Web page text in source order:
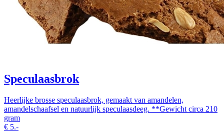
Speculaasbrok
Heerlijke brosse speculaasbrok, gemaakt van amandelen,
amandelschaafsel en natuurlijk speculaasdeeg. **Gewicht circa 210
gram
€ 5.-